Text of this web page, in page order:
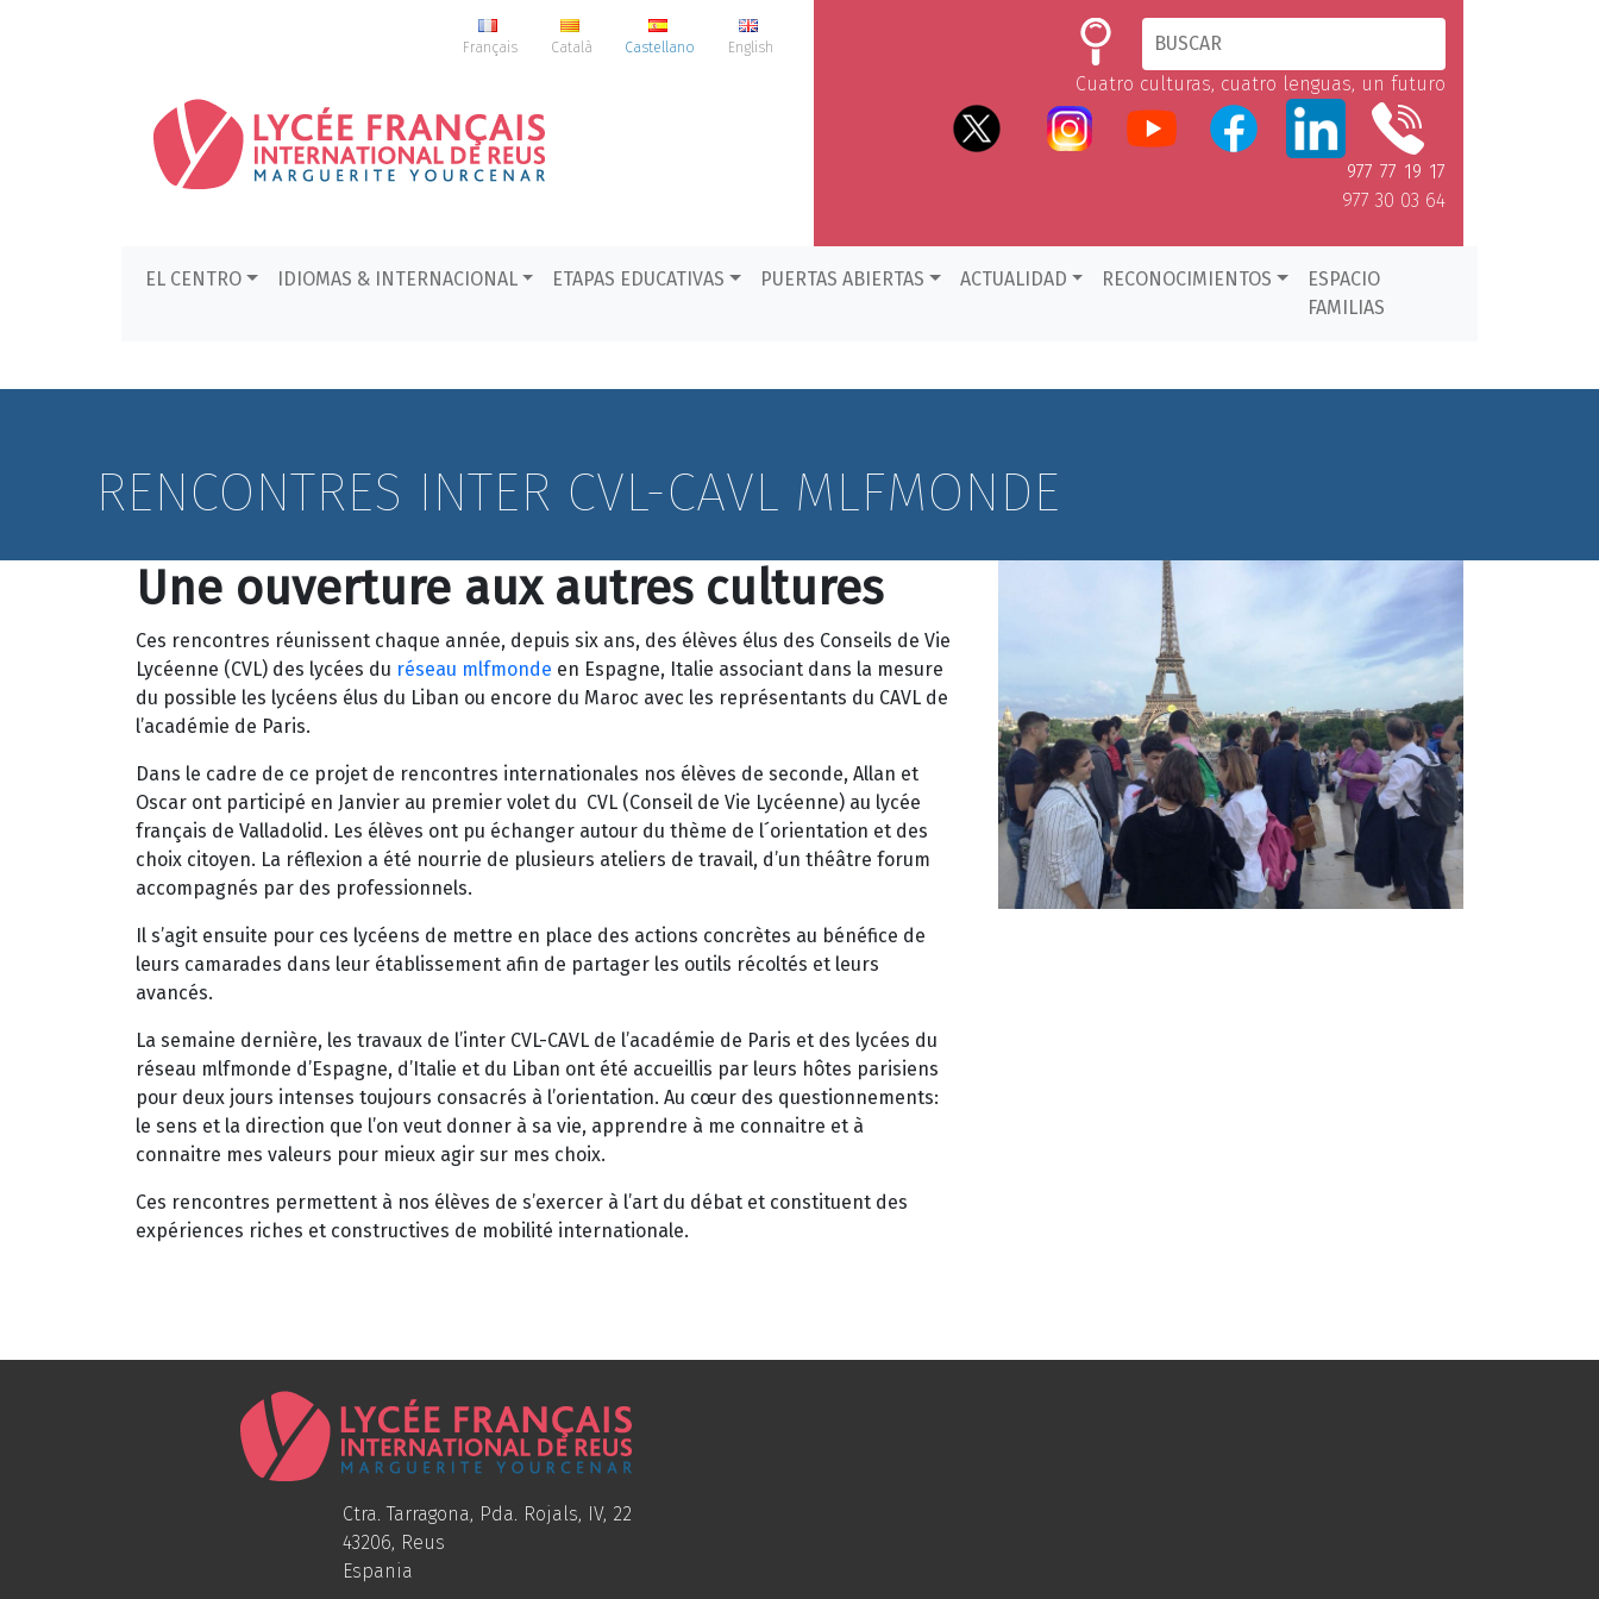
Français Català Castellano English
Cuatro culturas, cuatro lenguas, un futuro
977 77 19 17
977 30 03 64
EL CENTRO IDIOMAS & INTERNACIONAL ETAPAS EDUCATIVAS PUERTAS ABIERTAS ACTUALIDAD RECONOCIMIENTOS
ESPACIO
FAMILIAS
RENCONTRES INTER CVL-CAVL MLFMONDE
Une ouverture aux autres cultures
Ces rencontres réunissent chaque année, depuis six ans, des élèves élus des Conseils de Vie
Lycéenne (CVL) des lycées du réseau mlfmonde en Espagne, Italie associant dans la mesure
du possible les lycéens élus du Liban ou encore du Maroc avec les représentants du CAVL de
l’académie de Paris.
Dans le cadre de ce projet de rencontres internationales nos élèves de seconde, Allan et
Oscar ont participé en Janvier au premier volet du CVL (Conseil de Vie Lycéenne) au lycée
français de Valladolid. Les élèves ont pu échanger autour du thème de l´orientation et des
choix citoyen. La réflexion a été nourrie de plusieurs ateliers de travail, d’un théâtre forum
accompagnés par des professionnels.
Il s’agit ensuite pour ces lycéens de mettre en place des actions concrètes au bénéfice de
leurs camarades dans leur établissement afin de partager les outils récoltés et leurs
avancés.
La semaine dernière, les travaux de l’inter CVL-CAVL de l’académie de Paris et des lycées du
réseau mlfmonde d’Espagne, d’Italie et du Liban ont été accueillis par leurs hôtes parisiens
pour deux jours intenses toujours consacrés à l’orientation. Au cœur des questionnements:
le sens et la direction que l’on veut donner à sa vie, apprendre à me connaitre et à
connaitre mes valeurs pour mieux agir sur mes choix.
Ces rencontres permettent à nos élèves de s’exercer à l’art du débat et constituent des
expériences riches et constructives de mobilité internationale.
Ctra. Tarragona, Pda. Rojals, IV, 22
43206, Reus
Espania